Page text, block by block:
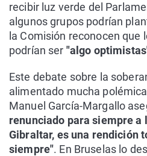
recibir luz verde del
algunos grupos podrían
la Comisión reconocen que
podrían ser "algo
Este debate sobre la
alimentado mucha
Manuel García-Margallo
renunciado para siempre a
Gibraltar, es una rendición
siempre". En Bruselas lo